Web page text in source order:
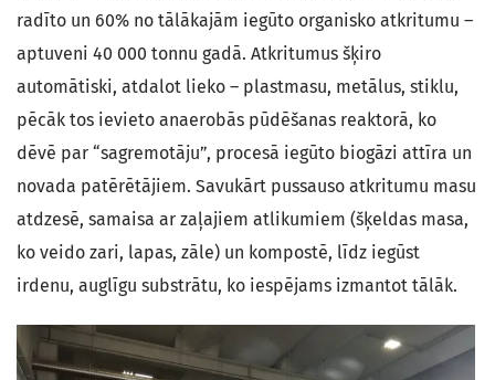
radīto un 60% no tālākajām iegūto organisko atkritumu –
aptuveni 40 000 tonnu gadā. Atkritumus šķiro
automātiski, atdalot lieko – plastmasu, metālus, stiklu,
pēcāk tos ievieto anaerobās pūdēšanas reaktorā, ko
dēvē par “sagremotāju”, procesā iegūto biogāzi attīra un
novada patērētājiem. Savukārt pussauso atkritumu masu
atdzesē, samaisa ar zaļajiem atlikumiem (šķeldas masa,
ko veido zari, lapas, zāle) un kompostē, līdz iegūst
irdenu, auglīgu substrātu, ko iespējams izmantot tālāk.